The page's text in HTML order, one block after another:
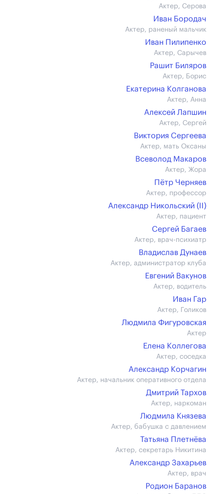
Актер, Серова
Иван Бородач
Актер, раненый мальчик
Иван Пилипенко
Актер, Сарычев
Рашит Биляров
Актер, Борис
Екатерина Колганова
Актер, Анна
Алексей Лапшин
Актер, Сергей
Виктория Сергеева
Актер, мать Оксаны
Всеволод Макаров
Актер, Жора
Пётр Черняев
Актер, профессор
Александр Никольский (II)
Актер, пациент
Сергей Багаев
Актер, врач-психиатр
Владислав Дунаев
Актер, администратор клуба
Евгений Вакунов
Актер, водитель
Иван Гар
Актер, Голиков
Людмила Фигуровская
Актер
Елена Коллегова
Актер, соседка
Александр Корчагин
Актер, начальник оперативного отдела
Дмитрий Тархов
Актер, наркоман
Людмила Князева
Актер, бабушка с давлением
Татьяна Плетнёва
Актер, секретарь Никитина
Александр Захарьев
Актер, врач
Родион Баранов